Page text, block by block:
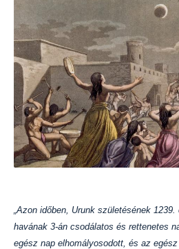
„Azon időben, Urunk születésének
havának 3-án csodálatos és rettenetes
egész nap elhomályosodott, és az